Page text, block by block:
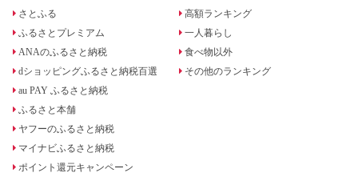
さとふる
ふるさとプレミアム
ANAのふるさと納税
dショッピングふるさと納税百選
au PAY ふるさと納税
ふるさと本舗
ヤフーのふるさと納税
マイナビふるさと納税
ポイント還元キャンペーン
高額ランキング
一人暮らし
食べ物以外
その他のランキング